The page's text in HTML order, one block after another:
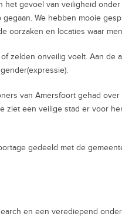
gevoel van veiligheid
We hebben mooie
oorzaken en locaties waar
zelden onveilig voelt. Aan de
van Amersfoort gehad
ziet een veilige stad er voor
gedeeld met de
en een verediepend